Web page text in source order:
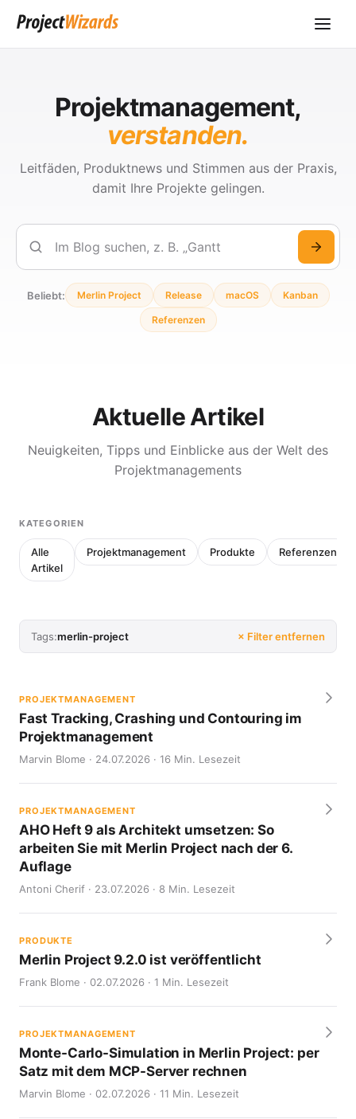
Projektmanagement,
verstanden.
Leitfäden, Produktnews und Stimmen aus der Praxis,
damit Ihre Projekte gelingen.
Suchen
Beliebt: Merlin Project Release macOS Kanban
Referenzen
Aktuelle Artikel
Neuigkeiten, Tipps und Einblicke aus der Welt des
Projektmanagements
KATEGORIEN
Alle
Artikel
Projektmanagement Produkte Referenzen
Tags:merlin-project × Filter entfernen
PROJEKTMANAGEMENT
Fast Tracking, Crashing und Contouring im
Projektmanagement
Marvin Blome · 24.07.2026 · 16 Min. Lesezeit
PROJEKTMANAGEMENT
AHO Heft 9 als Architekt umsetzen: So
arbeiten Sie mit Merlin Project nach der 6.
Auflage
Antoni Cherif · 23.07.2026 · 8 Min. Lesezeit
PRODUKTE
Merlin Project 9.2.0 ist veröffentlicht
Frank Blome · 02.07.2026 · 1 Min. Lesezeit
PROJEKTMANAGEMENT
Monte-Carlo-Simulation in Merlin Project: per
Satz mit dem MCP-Server rechnen
Marvin Blome · 02.07.2026 · 11 Min. Lesezeit